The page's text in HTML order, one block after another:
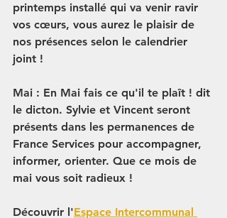
printemps installé qui va venir ravir
vos cœurs, vous aurez le plaisir de
nos présences selon le calendrier
joint !
Mai : En Mai fais ce qu'il te plaît ! dit
le dicton. Sylvie et Vincent seront
présents dans les permanences de
France Services pour accompagner,
informer, orienter. Que ce mois de
mai vous soit radieux !
Découvrir l'Espace Intercommunal